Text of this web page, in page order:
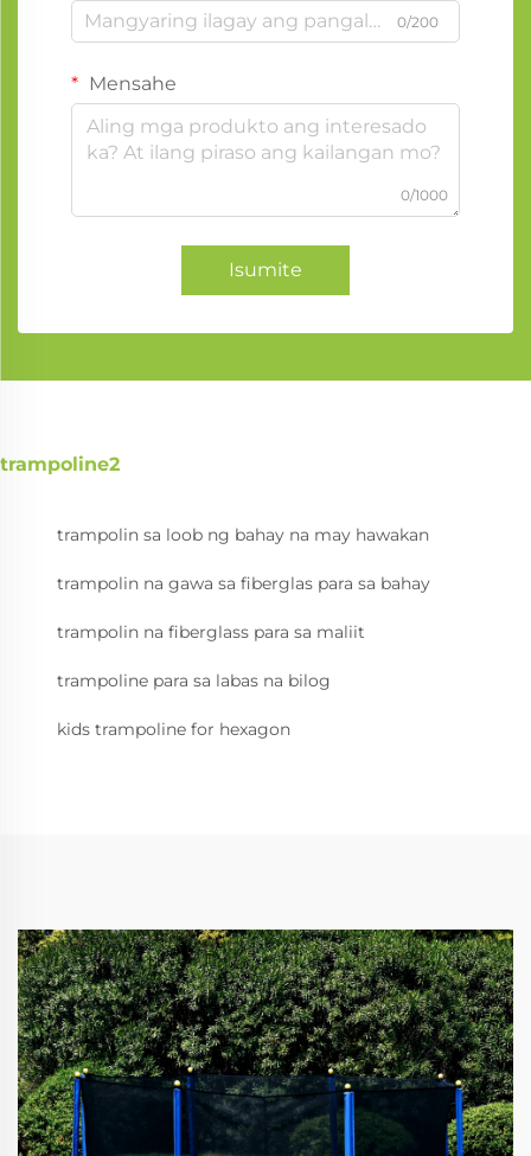
0/200
Mensahe
0/1000
Isumite
trampoline2
trampolin sa loob ng bahay na may hawakan
trampolin na gawa sa fiberglas para sa bahay
trampolin na fiberglass para sa maliit
trampoline para sa labas na bilog
kids trampoline for hexagon